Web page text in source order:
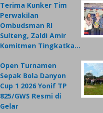
Terima Kunker Tim
Perwakilan
Ombudsman RI
Sulteng, Zaldi Amir
Komitmen Tingkatka…
Open Turnamen
Sepak Bola Danyon
Cup 1 2026 Yonif TP
825/GWS Resmi di
Gelar